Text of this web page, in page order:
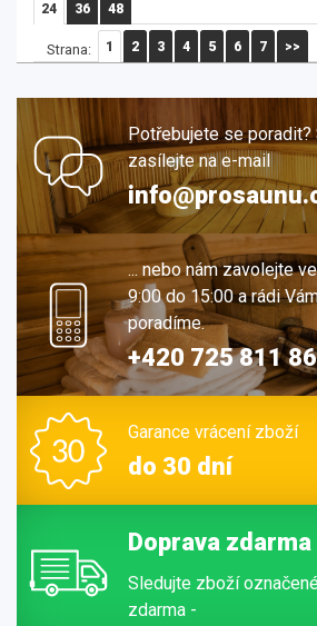
24 36 48
Strana: 1 2 3 4 5 6 7 >>
Potřebujete se poradit?
zasílejte na e-mail
... nebo nám zavolejte
9:00 do 15:00 a rádi
poradíme.
+420 725 811
Garance vrácení zboží
do 30 dní
Doprava zdarma
Sledujte zboží
zdarma -